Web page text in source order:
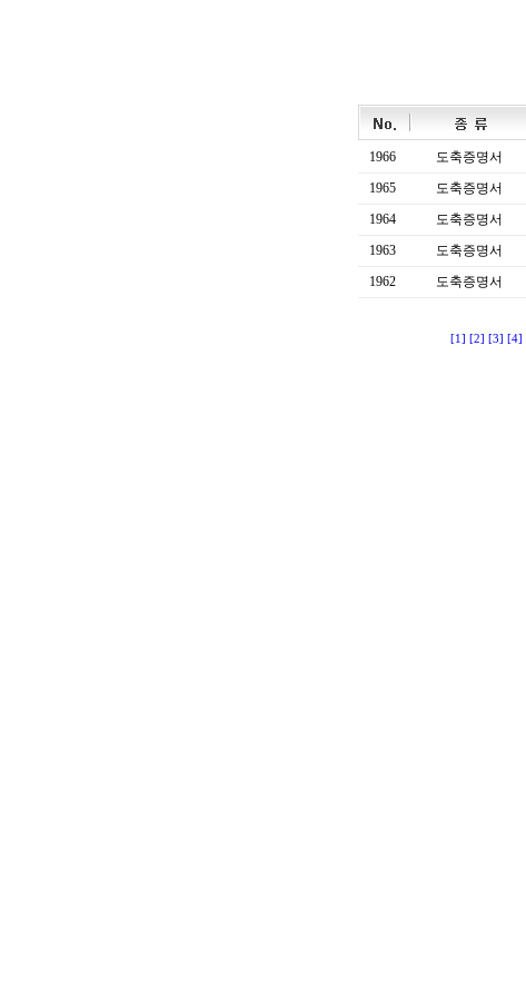
1966 도축증명서
1965
도축증명서
1964
도축증명서
1963
도축증명서
1962
도축증명서
[1] [2] [3] [4]